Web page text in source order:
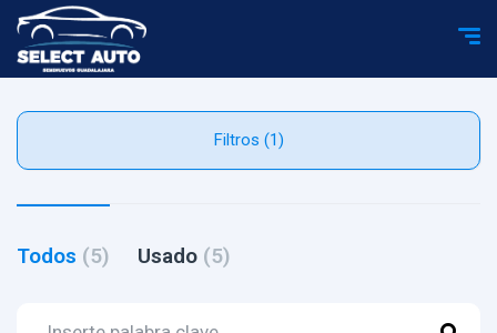
Filtros (1)
Todos (5) Usado (5)